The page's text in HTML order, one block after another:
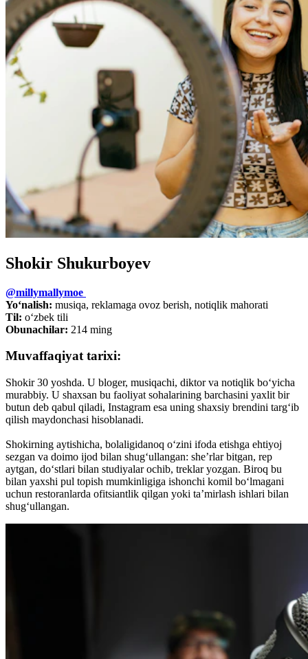
Shokir Shukurboyev
@millymallymoe
Yo‘nalish: musiqa, reklamaga ovoz berish, notiqlik mahorati
Til: o‘zbek tili
Obunachilar: 214 ming
Muvaffaqiyat tarixi:
Shokir 30 yoshda. U bloger, musiqachi, diktor va notiqlik bo‘yicha
murabbiy. U shaxsan bu faoliyat sohalarining barchasini yaxlit bir
butun deb qabul qiladi, Instagram esa uning shaxsiy brendini targ‘ib
qilish maydonchasi hisoblanadi.
Shokirning aytishicha, bolaligidanoq o‘zini ifoda etishga ehtiyoj
sezgan va doimo ijod bilan shug‘ullangan: she’rlar bitgan, rep
aytgan, do‘stlari bilan studiyalar ochib, treklar yozgan. Biroq bu
bilan yaxshi pul topish mumkinligiga ishonchi komil bo‘lmagani
uchun restoranlarda ofitsiantlik qilgan yoki ta’mirlash ishlari bilan
shug‘ullangan.